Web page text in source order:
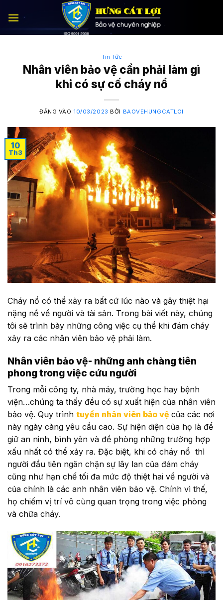
qua
Tin Tức
Nhân viên bảo vệ cần phải làm gì
khi có sự cố cháy nổ
ĐĂNG VÀO 10/03/2023 BỞI BAOVEHUNGCATLOI
10
Th3
Cháy nổ có thể xảy ra bất cứ lúc nào và gây thiệt hại
nặng nề về người và tài sản. Trong bài viết này, chúng
tôi sẽ trình bày những công việc cụ thể khi đám cháy
xảy ra các nhân viên bảo vệ phải làm.
Nhân viên bảo vệ- những anh chàng tiên
phong trong việc cứu người
Trong mỗi công ty, nhà máy, trường học hay bệnh
viện…chúng ta thấy đều có sự xuất hiện của nhân viên
bảo vệ. Quy trình tuyển nhân viên bảo vệ của các nơi
này ngày càng yêu cầu cao. Sự hiện diện của họ là để
giữ an ninh, bình yên và đề phòng những trường hợp
xấu nhất có thể xảy ra. Đặc biệt, khi có cháy nổ thì
người đầu tiên ngăn chặn sự lây lan của đám cháy
cũng như hạn chế tối đa mức độ thiệt hai về người và
của chính là các anh nhân viên bảo vệ. Chính vì thế,
họ chiếm vị trí vô cùng quan trọng trong việc phòng
và chữa cháy.